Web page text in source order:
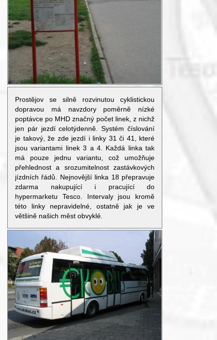
Prostějov se silně rozvinutou cyklistickou
dopravou má navzdory poměrně nízké
poptávce po MHD značný počet linek, z nichž
jen pár jezdí celotýdenně. Systém číslování
je takový, že zde jezdí i linky 31 či 41, které
jsou variantami linek 3 a 4. Každá linka tak
má pouze jednu variantu, což umožňuje
přehlednost a srozumitelnost zastávkových
jízdních řádů. Nejnovější linka 18 přepravuje
zdarma nakupující i pracující do
hypermarketu Tesco. Intervaly jsou kromě
této linky nepravidelné, ostatně jak je ve
většině našich měst obvyklé.